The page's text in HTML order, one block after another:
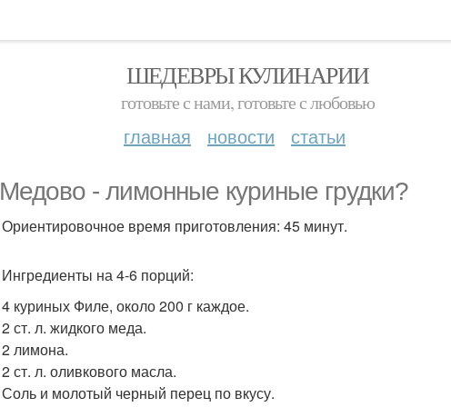
ШЕДЕВРЫ КУЛИНАРИИ
готовьте с нами, готовьте с любовью
главная новости статьи
Медово - лимонные куриные грудки?
Ориентировочное время приготовления: 45 минут.
Ингредиенты на 4-6 порций:
4 куриных Филе, около 200 г каждое.
2 ст. л. жидкого меда.
2 лимона.
2 ст. л. оливкового масла.
Соль и молотый черный перец по вкусу.